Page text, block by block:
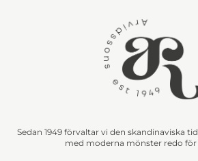
Sedan 1949 förvaltar vi den skandinaviska
med moderna mönster redo